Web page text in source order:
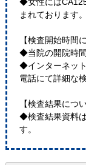
◆女性には
まれております。
【検査開始時間
◆当院の開院時
◆インターネッ
電話にて詳細な
【検査結果につい
◆検査結果資料
す。